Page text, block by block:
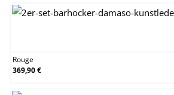
Rouge
369,90 €